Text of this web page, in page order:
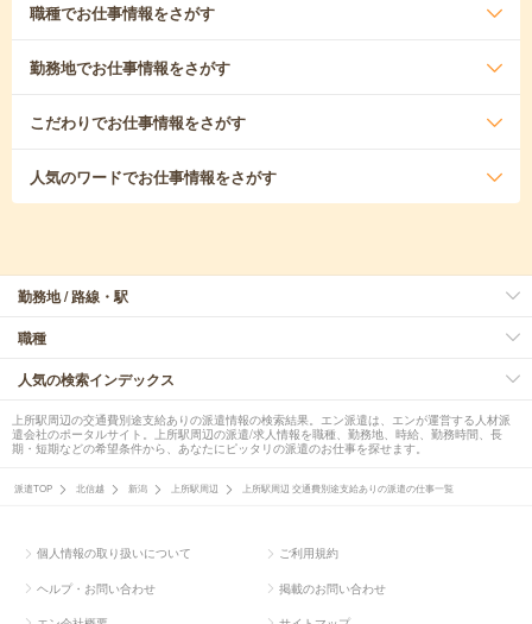
職種でお仕事情報をさがす
勤務地でお仕事情報をさがす
こだわりでお仕事情報をさがす
人気のワードでお仕事情報をさがす
勤務地 / 路線・駅
職種
人気の検索インデックス
上所駅周辺の交通費別途支給ありの派遣情報の検索結果。エン派遣は、エンが運営する人材派
遣会社のポータルサイト。上所駅周辺の派遣/求人情報を職種、勤務地、時給、勤務時間、長
期・短期などの希望条件から、あなたにピッタリの派遣のお仕事を探せます。
派遣TOP 北信越 新潟 上所駅周辺 上所駅周辺 交通費別途支給ありの派遣の仕事一覧
個人情報の取り扱いについて ご利用規約
ヘルプ・お問い合わせ 掲載のお問い合わせ